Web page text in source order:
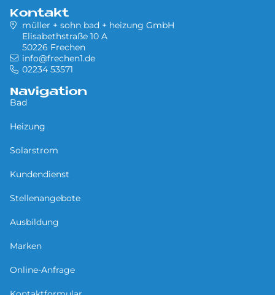
Kontakt
müller + sohn bad + heizung GmbH
Elisabethstraße 10 A
50226 Frechen
info@frechen1.de
02234 53571
Navigation
Bad
Heizung
Solarstrom
Kundendienst
Stellenangebote
Ausbildung
Marken
Online-Anfrage